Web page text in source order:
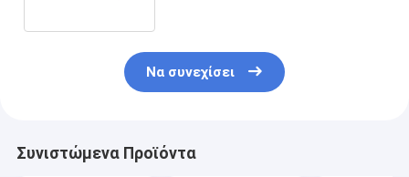
Να συνεχίσει
Συνιστώμενα Προϊόντα